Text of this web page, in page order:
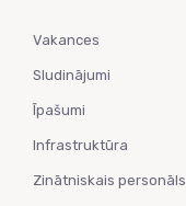
Vakances
Sludinājumi
Īpašumi
Infrastruktūra
Zinātniskais personāls